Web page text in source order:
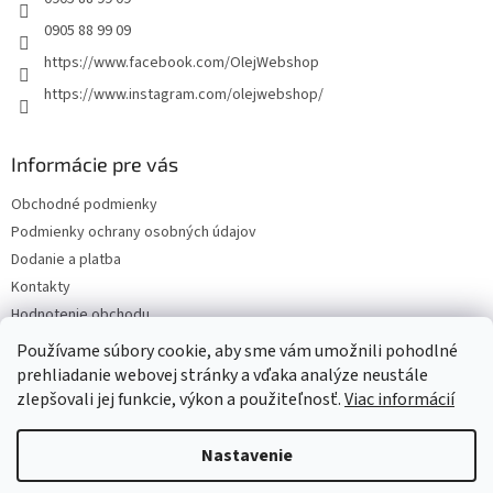
Používame súbory cookie, aby sme vám umožnili pohodlné
prehliadanie webovej stránky a vďaka analýze neustále
zlepšovali jej funkcie, výkon a použiteľnosť.Viac informácií
Nastavenie
0905 88 99 09
https://www.facebook.com/OlejWebshop
https://www.instagram.com/olejwebshop/
Informácie pre vás
Obchodné podmienky
Podmienky ochrany osobných údajov
Dodanie a platba
Kontakty
Hodnotenie obchodu
Blog